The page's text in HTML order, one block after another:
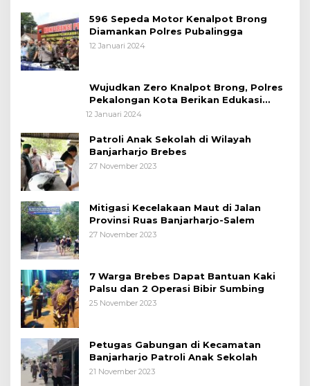
596 Sepeda Motor Kenalpot Brong
Diamankan Polres Pubalingga
12 Januari 2024
Wujudkan Zero Knalpot Brong, Polres
Pekalongan Kota Berikan Edukasi
Kepada Pelajar
12 Januari 2024
Patroli Anak Sekolah di Wilayah
Banjarharjo Brebes
27 November 2023
Mitigasi Kecelakaan Maut di Jalan
Provinsi Ruas Banjarharjo-Salem
27 November 2023
7 Warga Brebes Dapat Bantuan Kaki
Palsu dan 2 Operasi Bibir Sumbing
25 November 2023
Petugas Gabungan di Kecamatan
Banjarharjo Patroli Anak Sekolah
21 November 2023